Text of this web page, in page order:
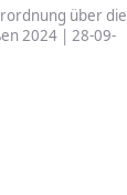
über die
2024 | 28-09-